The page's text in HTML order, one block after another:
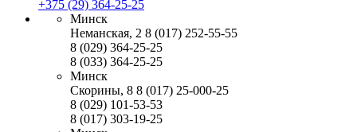
+375 (29) 364-25-25
Минск
Неманская, 2 8 (017) 252-55-55
8 (029) 364-25-25
8 (033) 364-25-25
Минск
Скорины, 8 8 (017) 25-000-25
8 (029) 101-53-53
8 (017) 303-19-25